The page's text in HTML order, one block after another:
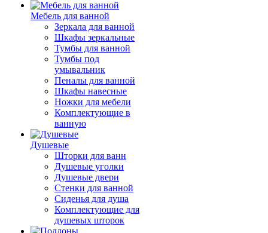
Мебель для ванной
Зеркала для ванной
Шкафы зеркальные
Тумбы для ванной
Тумбы под
умывальник
Пеналы для ванной
Шкафы навесные
Ножки для мебели
Комплектующие в
ванную
Душевые
Шторки для ванн
Душевые уголки
Душевые двери
Стенки для ванной
Сиденья для душа
Комплектующие для
душевых шторок